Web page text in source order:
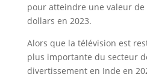
pour atteindre une valeur de
dollars en 2023.
Alors que la télévision est
plus importante du secteur
divertissement en Inde en